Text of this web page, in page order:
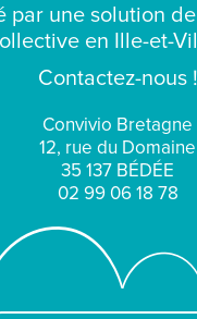
par une solution
en Ille-et-
Contactez-nous !
Convivio Bretagne
12, rue du Domaine
35 137 BÉDÉE
02 99 06 18 78